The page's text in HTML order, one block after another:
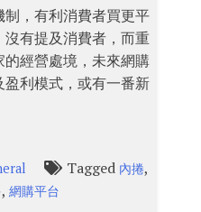
，有利消費者買更平
有提及消費者，而重
經營處境，未來網購
利模式，或有一番新
Tagged 內捲,
,網購平台